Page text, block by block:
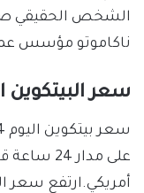
الشخص الحقيقي
ناكاموتو مؤسس
سعر البيتكوين